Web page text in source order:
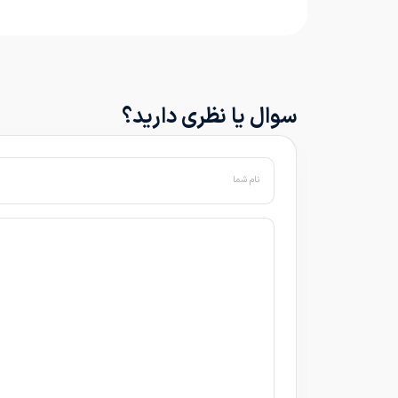
سوال یا نظری دارید؟
نام شما